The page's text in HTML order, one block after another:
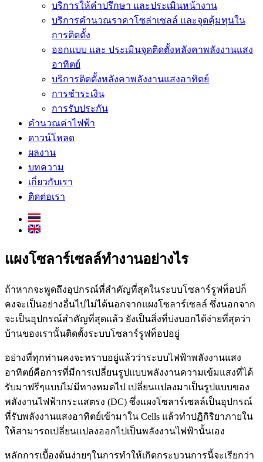
บริการให้คำปรึกษา และประเมินหน้างาน
บริการคำนวณราคาโซล่าเซลล์ และจุดคุ้มทุนใน
การติดตั้ง
ออกแบบ และ ประเมินจุดติดตั้งหลังคาพลังงานแสง
อาทิตย์
บริการติดตั้งหลังคาพลังงานแสงอาทิตย์
การชำระเงิน
การรับประกัน
คำนวณค่าไฟฟ้า
ดาวน์โหลด
ผลงาน
บทความ
เกี่ยวกับเรา
ติดต่อเรา
แผงโซลาร์เซลล์ทำงานอย่างไร
ถ้าหากจะพูดถึงอุปกรณ์ที่สำคัญที่สุดในระบบโซลาร์รูฟท็อปก็
คงจะเป็นอย่างอื่นไปไม่ได้นอกจากแผงโซลาร์เซลล์ ซึ่งนอกจาก
จะเป็นอุปกรณ์สำคัญที่สุดแล้ว ยังเป็นสิ่งที่บ่งบอกได้ง่ายที่สุดว่า
บ้านของเรานั้นติดตั้งระบบโซลาร์รูฟท็อปอยู่
อย่างที่ทุกท่านคงจะทราบอยู่แล้วว่าระบบไฟฟ้าพลังงานแสง
อาทิตย์คือการที่มีการเปลี่ยนรูปแบบพลังงานความเข้มแสงที่ได้
รับมาฟรีๆแบบไม่มีทางหมดไป เปลี่ยนแปลงมาเป็นรูปแบบของ
พลังงานไฟฟ้ากระแสตรง (DC) ซึ่งแผงโซลาร์เซลล์เป็นอุปกรณ์
ที่รับพลังงานแสงอาทิตย์เข้ามาใน Cells แล้วทำปฏิกิริยาภายใน
ให้สามารถเปลี่ยนแปลงออกไปเป็นพลังงานไฟฟ้านั้นเอง
หลักการเบื้องต้นง่ายๆในการทำให้เกิดกระบวนการนี้จะเรียกว่า